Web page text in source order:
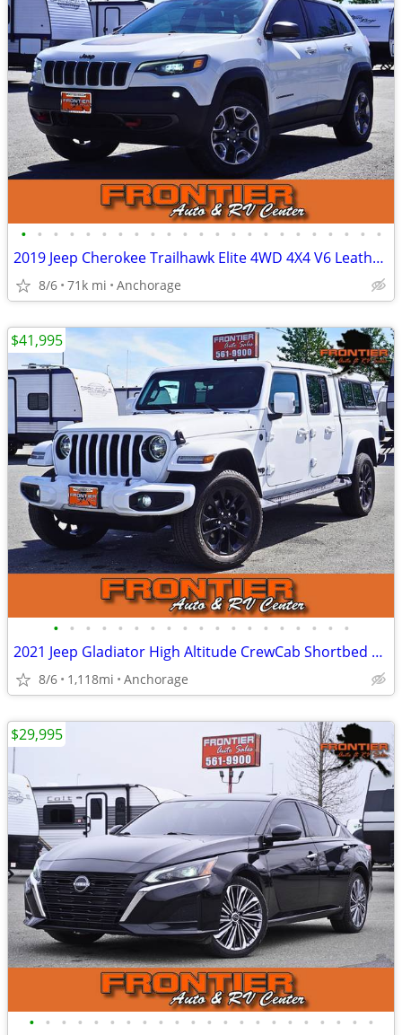
• • • • • • • • • • • • • • • • • • • • • • •
2019 Jeep Cherokee Trailhawk Elite 4WD 4X4 V6 Leather 4D SUV
8/6 71k mi Anchorage
• • • • • • • • • • • • • • • • • • •
2021 Jeep Gladiator High Altitude CrewCab Shortbed w/ Topper 4X4 1k MI
8/6 1,118mi Anchorage
$41,995
• • • • • • • • • • • • • • • • • • • • • •
$29,995